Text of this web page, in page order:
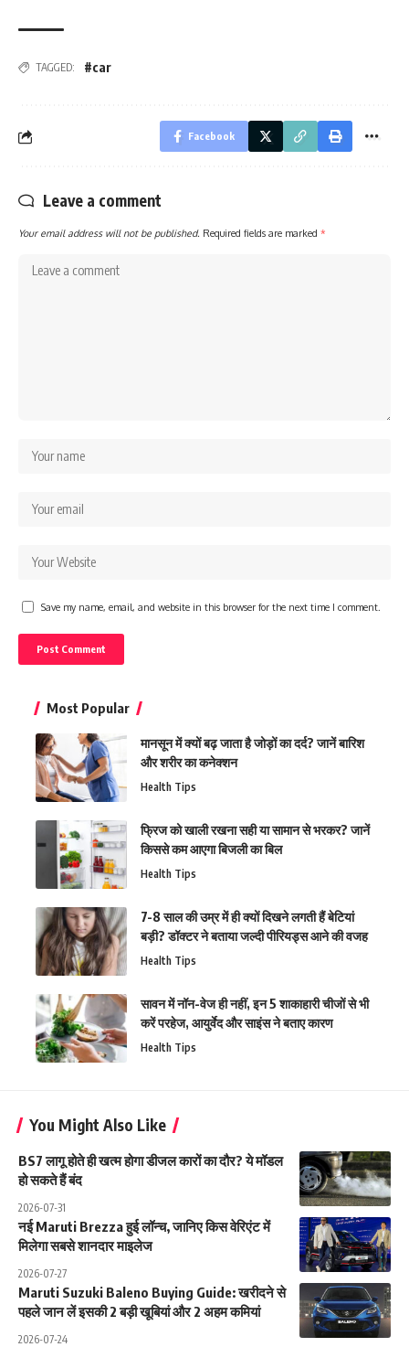
TAGGED: #car
Facebook
Leave a comment
Your email address will not be published. Required fields are marked *
Save my name, email, and website in this browser for the next time I comment.
Most Popular
मानसून में क्यों बढ़ जाता है जोड़ों का दर्द? जानें बारिश
और शरीर का कनेक्शन
Health Tips
फ्रिज को खाली रखना सही या सामान से भरकर? जानें
किससे कम आएगा बिजली का बिल
Health Tips
7-8 साल की उम्र में ही क्यों दिखने लगती हैं बेटियां
बड़ी? डॉक्टर ने बताया जल्दी पीरियड्स आने की वजह
Health Tips
सावन में नॉन-वेज ही नहीं, इन 5 शाकाहारी चीजों से भी
करें परहेज, आयुर्वेद और साइंस ने बताए कारण
Health Tips
You Might Also Like
BS7 लागू होते ही खत्म होगा डीजल कारों का दौर? ये मॉडल
हो सकते हैं बंद
2026-07-31
नई Maruti Brezza हुई लॉन्च, जानिए किस वेरिएंट में
मिलेगा सबसे शानदार माइलेज
2026-07-27
Maruti Suzuki Baleno Buying Guide: खरीदने से
पहले जान लें इसकी 2 बड़ी खूबियां और 2 अहम कमियां
2026-07-24